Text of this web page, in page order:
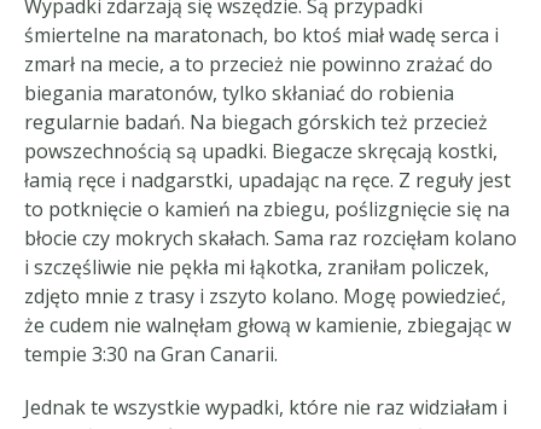
Wypadki zdarzają się wszędzie. Są przypadki
śmiertelne na maratonach, bo ktoś miał wadę serca i
zmarł na mecie, a to przecież nie powinno zrażać do
biegania maratonów, tylko skłaniać do robienia
regularnie badań. Na biegach górskich też przecież
powszechnością są upadki. Biegacze skręcają kostki,
łamią ręce i nadgarstki, upadając na ręce. Z reguły jest
to potknięcie o kamień na zbiegu, poślizgnięcie się na
błocie czy mokrych skałach. Sama raz rozcięłam kolano
i szczęśliwie nie pękła mi łąkotka, zraniłam policzek,
zdjęto mnie z trasy i zszyto kolano. Mogę powiedzieć,
że cudem nie walnęłam głową w kamienie, zbiegając w
tempie 3:30 na Gran Canarii.
Jednak te wszystkie wypadki, które nie raz widziałam i